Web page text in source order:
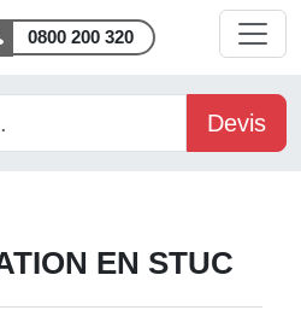
0800 200 320
Devis
EN STUC